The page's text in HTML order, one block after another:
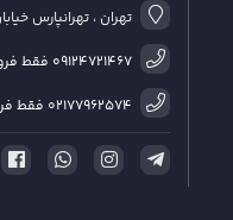
تهران ، تهرانپارس
09124721467 فقط فروش عمده
02177962574 فقط فروش عمده